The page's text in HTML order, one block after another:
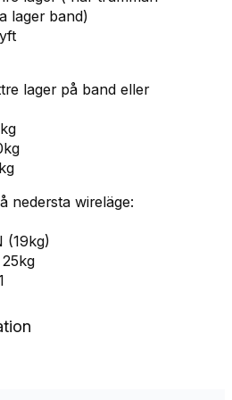
lager band)
lager på band eller
nedersta wireläge:
(19kg)